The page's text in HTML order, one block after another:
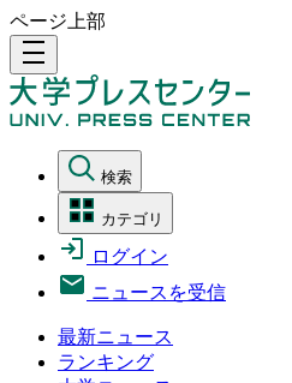
ページ上部
density_medium
検索
カテゴリ
ログイン
ニュースを受信
最新ニュース
ランキング